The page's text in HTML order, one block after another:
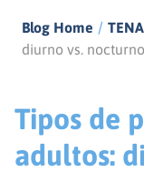
Blog Home / TENA
diurno vs. nocturno
Tipos de
adultos: